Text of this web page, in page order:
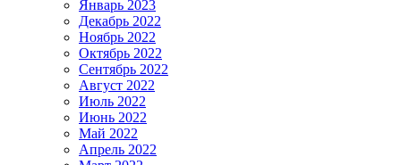
Январь 2023
Декабрь 2022
Ноябрь 2022
Октябрь 2022
Сентябрь 2022
Август 2022
Июль 2022
Июнь 2022
Май 2022
Апрель 2022